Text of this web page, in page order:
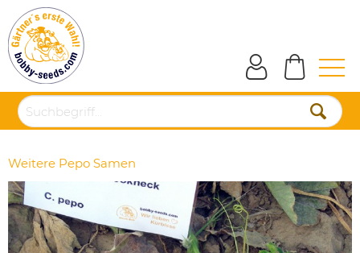
Weitere Pepo Samen